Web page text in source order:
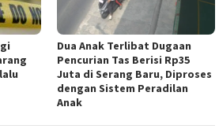
Dua Anak Terlibat Dugaan
Pencurian Tas Berisi Rp35
Juta di Serang Baru, Diproses
dengan Sistem Peradilan
Anak